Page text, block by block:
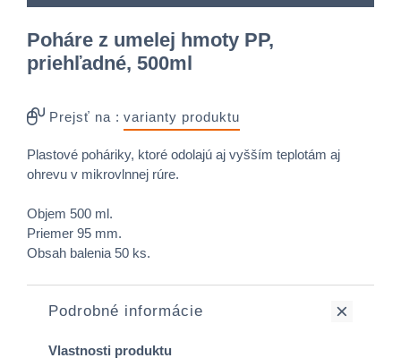
Poháre z umelej hmoty PP,
priehľadné, 500ml
Prejsť na : varianty produktu
Plastové poháriky, ktoré odolajú aj vyšším teplotám aj
ohrevu v mikrovlnnej rúre.
Objem 500 ml.
Priemer 95 mm.
Obsah balenia 50 ks.
Podrobné informácie
Vlastnosti produktu